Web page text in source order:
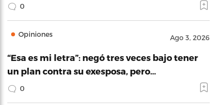
0
Opiniones Ago 3, 2026
“Esa es mi letra”: negó tres veces bajo tener
un plan contra su exesposa, pero…
0